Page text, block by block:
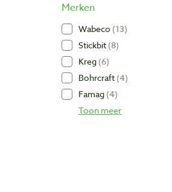
Merken
Wabeco 13
Stickbit 8
Kreg 6
Bohrcraft 4
Famag 4
Toon meer